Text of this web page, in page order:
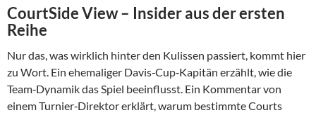
CourtSide View – Insider aus der ersten
Reihe
Nur das, was wirklich hinter den Kulissen passiert, kommt hier
zu Wort. Ein ehemaliger Davis‑Cup‑Kapitän erzählt, wie die
Team‑Dynamik das Spiel beeinflusst. Ein Kommentar von
einem Turnier‑Direktor erklärt, warum bestimmte Courts